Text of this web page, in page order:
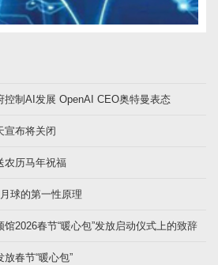
控制AI发展 OpenAI CEO奥特曼表态
宣布将关闭
农历马年祝福
球的第一性原理
2026春节“暖心包”发放启动仪式上的致辞
春节“暖心包”